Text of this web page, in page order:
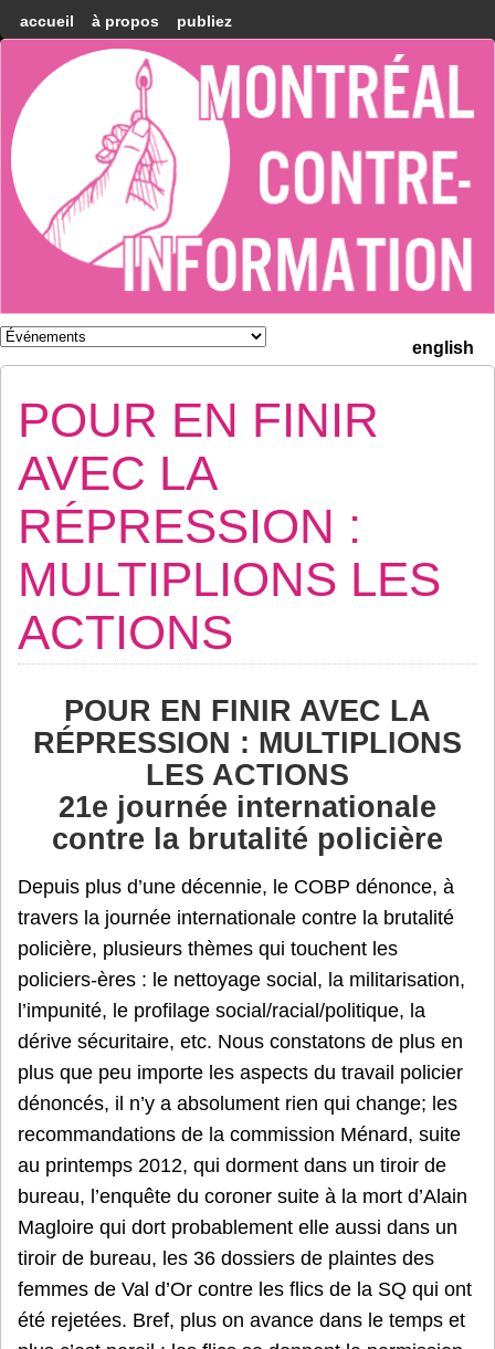
accueil à propos publiez
Montréal
Counter-
information
english
POUR EN FINIR
AVEC LA
RÉPRESSION :
MULTIPLIONS LES
ACTIONS
POUR EN FINIR AVEC LA
RÉPRESSION : MULTIPLIONS
LES ACTIONS
21e journée internationale
contre la brutalité policière
Depuis plus d’une décennie, le COBP dénonce, à
travers la journée internationale contre la brutalité
policière, plusieurs thèmes qui touchent les
policiers-ères : le nettoyage social, la militarisation,
l’impunité, le profilage social/racial/politique, la
dérive sécuritaire, etc. Nous constatons de plus en
plus que peu importe les aspects du travail policier
dénoncés, il n’y a absolument rien qui change; les
recommandations de la commission Ménard, suite
au printemps 2012, qui dorment dans un tiroir de
bureau, l’enquête du coroner suite à la mort d’Alain
Magloire qui dort probablement elle aussi dans un
tiroir de bureau, les 36 dossiers de plaintes des
femmes de Val d’Or contre les flics de la SQ qui ont
été rejetées. Bref, plus on avance dans le temps et